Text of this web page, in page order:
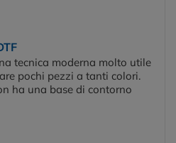
tecnica moderna molto utile
pochi pezzi a tanti colori.
ha una base di contorno